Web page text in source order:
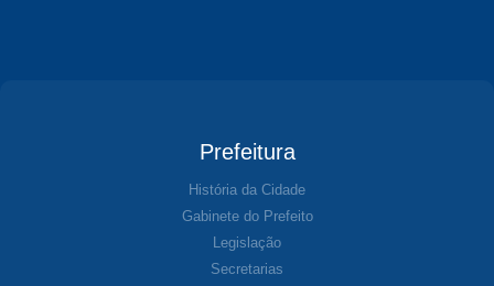
Prefeitura
História da Cidade
Gabinete do Prefeito
Legislação
Secretarias